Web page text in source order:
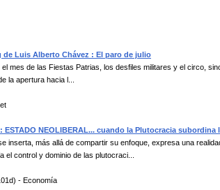
de Luis Alberto Chávez : El paro de julio
mes de las Fiestas Patrias, los desfiles militares y el circo,
la apertura hacia l...
NEOLIBERAL... cuando la Plutocracia subordina
inserta, más allá de compartir su enfoque, expresa una
el control y dominio de las plutocraci...
- Economía